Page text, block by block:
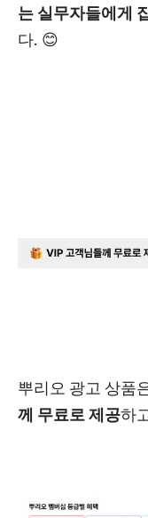
는 실무자들에게
다. 😊
뿌리오 광고 상품
께 무료로 제공하